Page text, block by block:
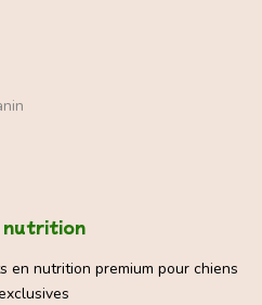
nutrition
en nutrition premium pour chiens